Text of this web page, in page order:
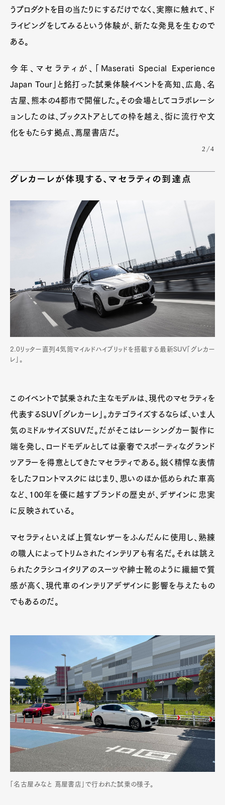
Pen Membership
Magazine
Pen Meet
Pen international Pen tw
うプロダクトを目の当たりにするだけでなく、実際に触れて、ド
ライビングをしてみるという体験が、新たな発見を生むので
ある。
今年、マセラティが、「Maserati Special Experience
Japan Tour」と銘打った試乗体験イベントを高知、広島、名
古屋、熊本の4都市で開催した。その会場としてコラボレーシ
ョンしたのは、ブックストアとしての枠を越え、街に流行や文
化をもたらす拠点、蔦屋書店だ。
2/4
グレカーレが体現する、マセラティの到達点
2.0リッター直列4気筒マイルドハイブリッドを搭載する最新SUV「グレカー
レ」。
このイベントで試乗された主なモデルは、現代のマセラティを
代表するSUV「グレカーレ」。カテゴライズするならば、いま人
気のミドルサイズSUVだ。だがそこはレーシングカー製作に
端を発し、ロードモデルとしては豪奢でスポーティなグランド
ツアラーを得意としてきたマセラティである。鋭く精悍な表情
をしたフロントマスクにはじまり、思いのほか低められた車高
など、100年を優に越すブランドの歴史が、デザインに忠実
に反映されている。
マセラティといえば上質なレザーをふんだんに使用し、熟練
の職人によってトリムされたインテリアも有名だ。それは誂え
られたクラシコイタリアのスーツや紳士靴のように繊細で質
感が高く、現代車のインテリアデザインに影響を与えたもの
でもあるのだ。
「名古屋みなと 蔦屋書店」で行われた試乗の様子。